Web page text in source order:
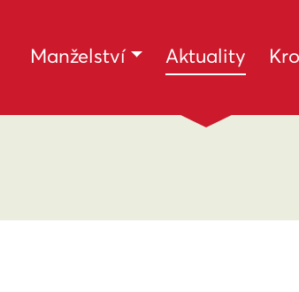
Manželství Aktuality